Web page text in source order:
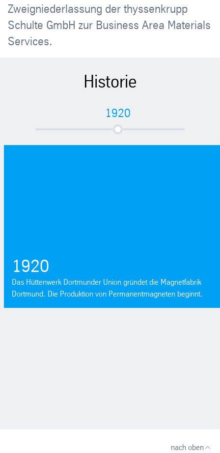
Zweigniederlassung der thyssenkrupp
Schulte GmbH zur Business Area Materials
Services.
Historie
1920
1920
Das Hüttenwerk Dortmunder Union gründet die Magnetfabrik
Dortmund. Die Produktion von Permanentmagneten beginnt.
nach oben